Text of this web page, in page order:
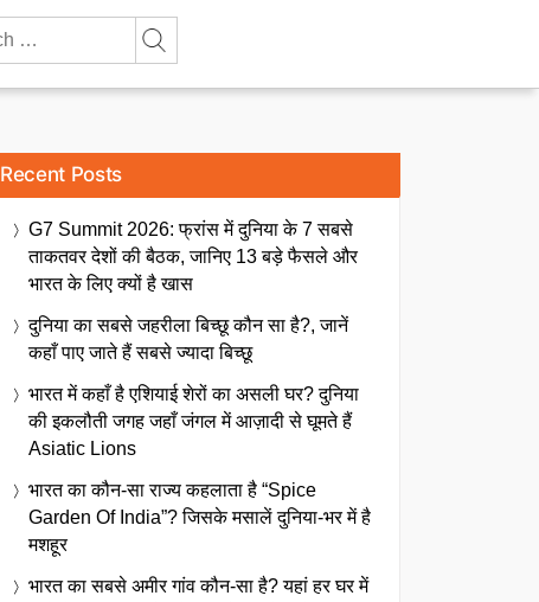
Recent Posts
G7 Summit 2026: फ्रांस में दुनिया के 7 सबसे
ताकतवर देशों की बैठक, जानिए 13 बड़े फैसले और
भारत के लिए क्यों है खास
दुनिया का सबसे जहरीला बिच्छू कौन सा है?, जानें
कहाँ पाए जाते हैं सबसे ज्यादा बिच्छू
भारत में कहाँ है एशियाई शेरों का असली घर? दुनिया
की इकलौती जगह जहाँ जंगल में आज़ादी से घूमते हैं
Asiatic Lions
भारत का कौन-सा राज्य कहलाता है “Spice
Garden Of India”? जिसके मसालें दुनिया-भर में है
मशहूर
भारत का सबसे अमीर गांव कौन-सा है? यहां हर घर में